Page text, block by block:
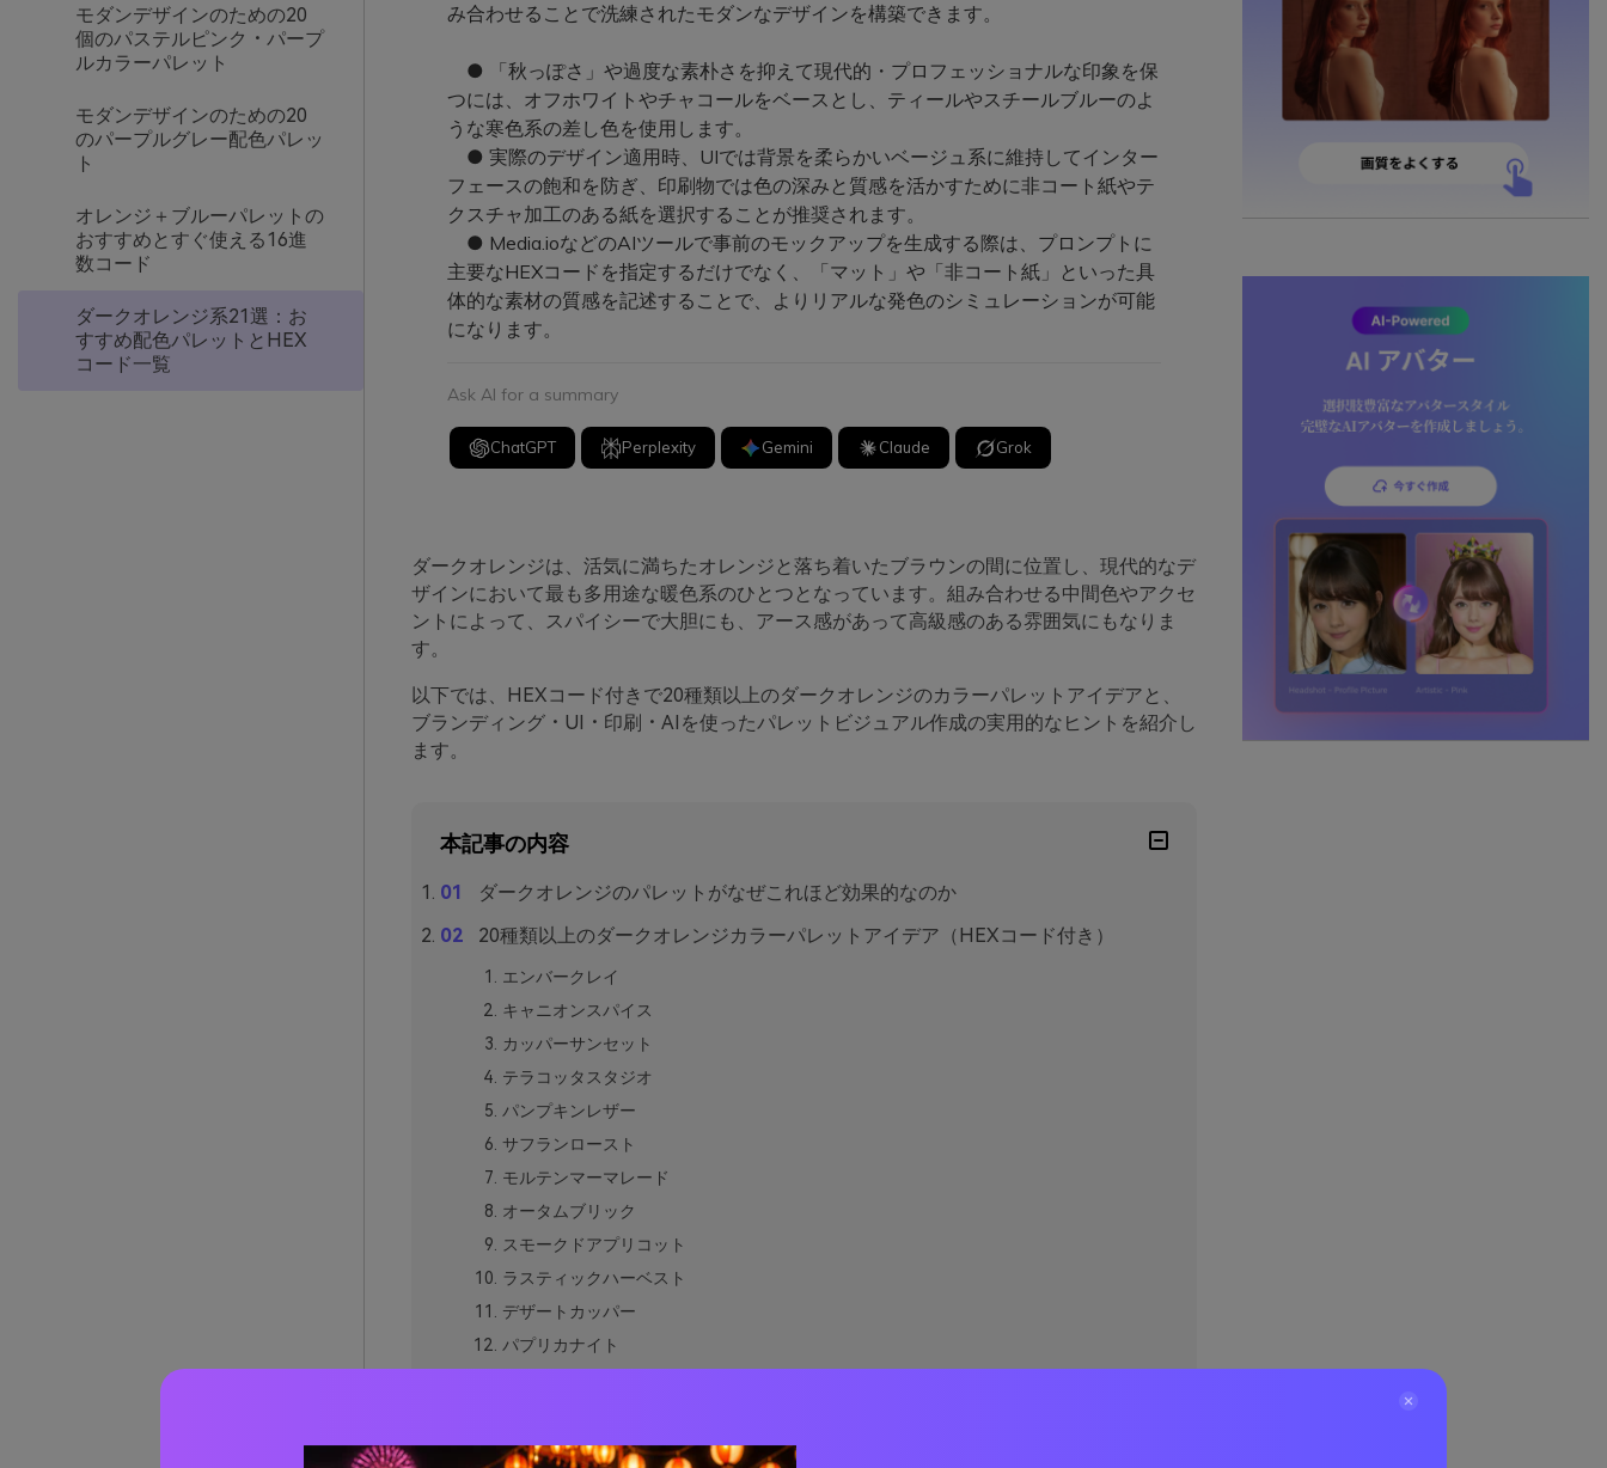
モダンデザインのための20
個のパステルピンク・パープ
ルカラーパレット
モダンデザインのための20
のパープルグレー配色パレッ
ト
オレンジ＋ブルーパレットの
おすすめとすぐ使える16進
数コード
ダークオレンジ系21選：お
すすめ配色パレットとHEX
コード一覧
み合わせることで洗練されたモダンなデザインを構築できます。
● 「秋っぽさ」や過度な素朴さを抑えて現代的・プロフェッショナルな印象を保
つには、オフホワイトやチャコールをベースとし、ティールやスチールブルーのよ
うな寒色系の差し色を使用します。
● 実際のデザイン適用時、UIでは背景を柔らかいベージュ系に維持してインター
フェースの飽和を防ぎ、印刷物では色の深みと質感を活かすために非コート紙やテ
クスチャ加工のある紙を選択することが推奨されます。
● Media.ioなどのAIツールで事前のモックアップを生成する際は、プロンプトに
主要なHEXコードを指定するだけでなく、「マット」や「非コート紙」といった具
体的な素材の質感を記述することで、よりリアルな発色のシミュレーションが可能
になります。
Ask AI for a summary
ChatGPT Perplexity Gemini Claude Grok
ダークオレンジは、活気に満ちたオレンジと落ち着いたブラウンの間に位置し、現代的なデ
ザインにおいて最も多用途な暖色系のひとつとなっています。組み合わせる中間色やアクセ
ントによって、スパイシーで大胆にも、アース感があって高級感のある雰囲気にもなりま
す。
以下では、HEXコード付きで20種類以上のダークオレンジのカラーパレットアイデアと、
ブランディング・UI・印刷・AIを使ったパレットビジュアル作成の実用的なヒントを紹介し
ます。
本記事の内容
ダークオレンジのパレットがなぜこれほど効果的なのか
20種類以上のダークオレンジカラーパレットアイデア（HEXコード付き）
エンバークレイ
キャニオンスパイス
カッパーサンセット
テラコッタスタジオ
パンプキンレザー
サフランロースト
モルテンマーマレード
オータムブリック
スモークドアプリコット
ラスティックハーベスト
デザートカッパー
パプリカナイト
アンバーウッドニュートラル